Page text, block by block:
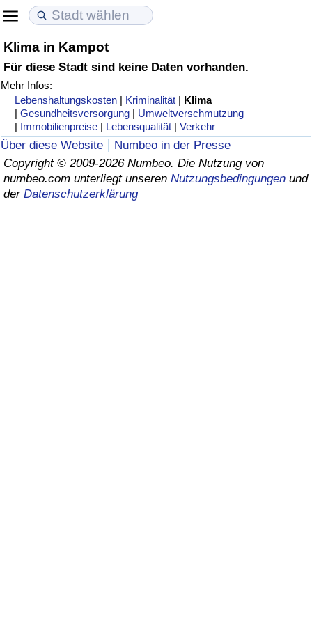
Klima in Kampot
Für diese Stadt sind keine Daten vorhanden.
Mehr Infos:
Lebenshaltungskosten | Kriminalität | Klima
|Gesundheitsversorgung | Umweltverschmutzung
| Immobilienpreise | Lebensqualität |Verkehr
Über diese Website
Numbeo in der Presse
Copyright © 2009-2026 Numbeo. Die Nutzung von
numbeo.com unterliegt unseren Nutzungsbedingungen und
der Datenschutzerklärung
Lebenshaltungskosten
Lebenshaltungskosten-Index (aktuell)
Lebenshaltungskosten-Index
Lebenshaltungskosten-Index nach Land
in Akaba
Immobilienpreise
Immobilienpreis-Index (aktuell)
Immobilienpreis-Index
Immobilienpreis-Index nach Land
Lebensqualität
Lebensqualität-Index
Lebensqualität-Index (aktuell)
Lebensqualitätsindex nach Land
Kriminalität